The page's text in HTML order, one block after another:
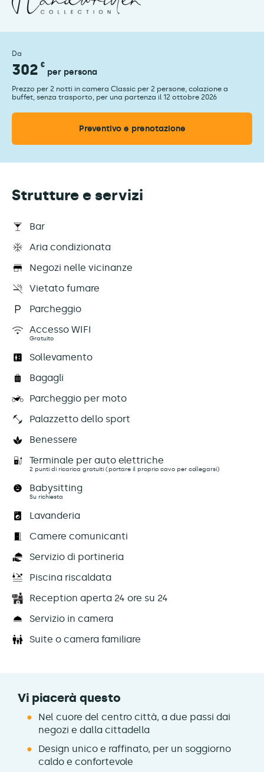
Da
302 €
per persona
Prezzo per 2 notti in camera Classic per 2 persone, colazione a
buffet, senza trasporto, per una partenza il 12 ottobre 2026
Preventivo e prenotazione
Strutture e servizi
Bar
Aria condizionata
Negozi nelle vicinanze
Vietato fumare
Parcheggio
Accesso WIFI
Gratuito
Sollevamento
Bagagli
Parcheggio per moto
Palazzetto dello sport
Benessere
Terminale per auto elettriche
2 punti di ricarica gratuiti (portare il proprio cavo per collegarsi)
Babysitting
Su richiesta
Lavanderia
Camere comunicanti
Servizio di portineria
Piscina riscaldata
Reception aperta 24 ore su 24
Servizio in camera
Suite o camera familiare
Vi piacerà questo
Nel cuore del centro città, a due passi dai
negozi e dalla cittadella
Design unico e raffinato, per un soggiorno
caldo e confortevole